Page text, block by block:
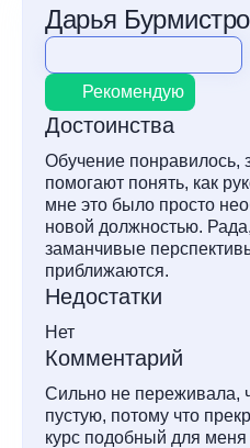
Дарья
Рекомендую
Достоинства
Обучение понравилось,
помогают понять, как
мне это было просто
новой должностью.
заманчивые
приближаются.
Недостатки
Нет
Комментарий
Сильно не переживала,
пустую, потому что
курс подобный для